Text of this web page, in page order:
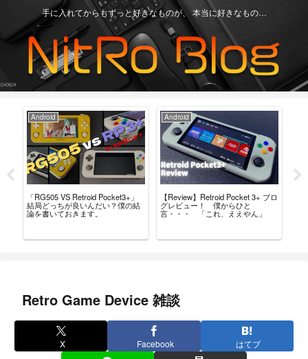
手に入れてからもずっと好きなものが、 本当に好きなもの…
Android
「RG505 VS Retroid Pocket3+」
結局どっちが良いんだい？僕の結
論を書いておきます。
Android
【Review】Retroid Pocket 3+ ブロ
グレビュー！ 僕からひと
言・・・ 「これ、ええやん」
Retro Game Device 雑談
X Facebook はてブ